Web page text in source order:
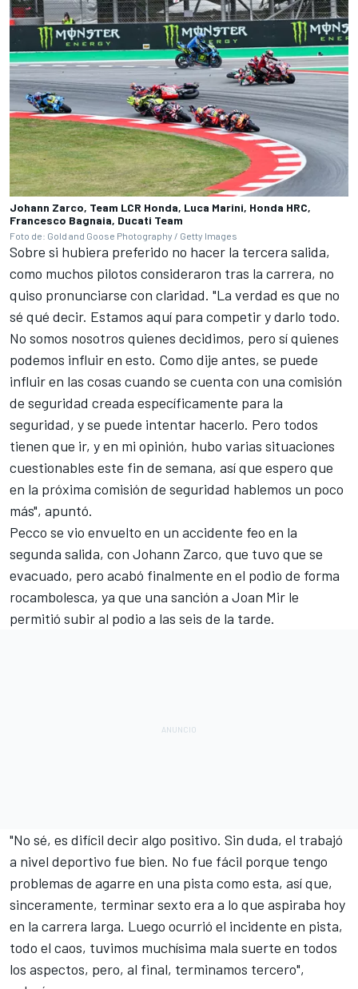
Johann Zarco, Team LCR Honda, Luca Marini, Honda HRC,
Francesco Bagnaia, Ducati Team
Foto de: Gold and Goose Photography / Getty Images
Sobre si hubiera preferido no hacer la tercera salida,
como muchos pilotos consideraron tras la carrera, no
quiso pronunciarse con claridad. "La verdad es que no
sé qué decir. Estamos aquí para competir y darlo todo.
No somos nosotros quienes decidimos, pero sí quienes
podemos influir en esto. Como dije antes, se puede
influir en las cosas cuando se cuenta con una comisión
de seguridad creada específicamente para la
seguridad, y se puede intentar hacerlo. Pero todos
tienen que ir, y en mi opinión, hubo varias situaciones
cuestionables este fin de semana, así que espero que
en la próxima comisión de seguridad hablemos un poco
más", apuntó.
Pecco se vio envuelto en un accidente feo en la
segunda salida, con Johann Zarco, que tuvo que se
evacuado, pero acabó finalmente en el podio de forma
rocambolesca, ya que una sanción a Joan Mir le
permitió subir al podio a las seis de la tarde.
"No sé, es difícil decir algo positivo. Sin duda, el trabajó
a nivel deportivo fue bien. No fue fácil porque tengo
problemas de agarre en una pista como esta, así que,
sinceramente, terminar sexto era a lo que aspiraba hoy
en la carrera larga. Luego ocurrió el incidente en pista,
todo el caos, tuvimos muchísima mala suerte en todos
los aspectos, pero, al final, terminamos tercero",